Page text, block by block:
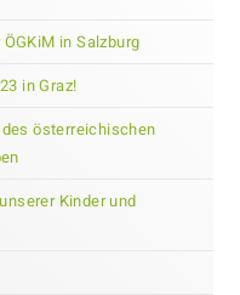
in Salzburg
in Graz!
österreichischen
Kinder und